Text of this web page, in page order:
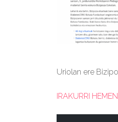
Uriolan ere
IRAKURRI HEMEN